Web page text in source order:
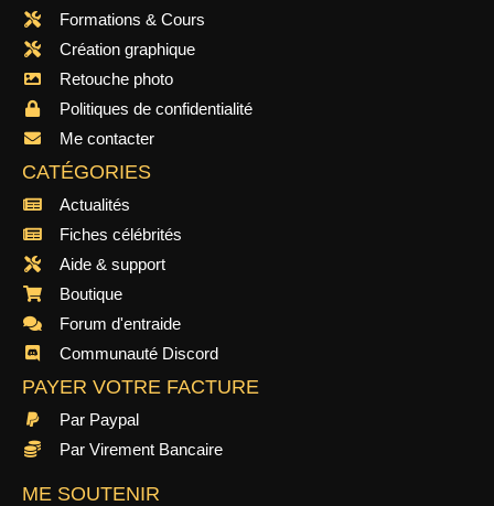
Formations & Cours
Création graphique
Retouche photo
Politiques de confidentialité
Me contacter
CATÉGORIES
Actualités
Fiches célébrités
Aide & support
Boutique
Forum d'entraide
Communauté Discord
PAYER VOTRE FACTURE
Par Paypal
Par Virement Bancaire
ME SOUTENIR